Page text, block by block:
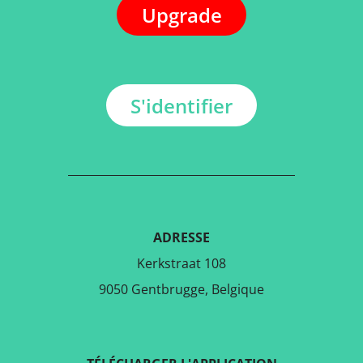
Upgrade
S'identifier
ADRESSE
Kerkstraat 108
9050 Gentbrugge, Belgique